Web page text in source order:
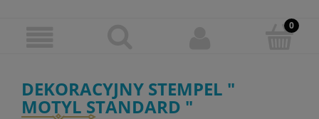
DEKORACYJNY STEMPEL "
MOTYL STANDARD "